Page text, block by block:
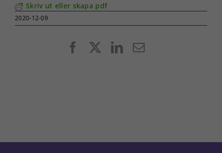
Skriv ut eller skapa pdf
2020-12-09
FacebookLinkedIn
E-